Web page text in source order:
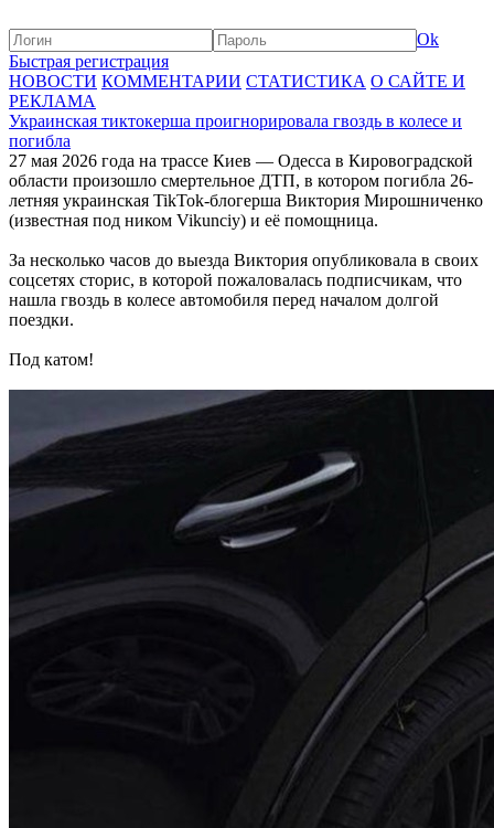
Ok
Быстрая регистрация
НОВОСТИ КОММЕНТАРИИ СТАТИСТИКА О САЙТЕ И
РЕКЛАМА
Украинская тиктокерша проигнорировала гвоздь в колесе и
погибла
27 мая 2026 года на трассе Киев — Одесса в Кировоградской
области произошло смертельное ДТП, в котором погибла 26-
летняя украинская TikTok-блогерша Виктория Мирошниченко
(известная под ником Vikunciy) и её помощница.
За несколько часов до выезда Виктория опубликовала в своих
соцсетях сторис, в которой пожаловалась подписчикам, что
нашла гвоздь в колесе автомобиля перед началом долгой
поездки.
Под катом!